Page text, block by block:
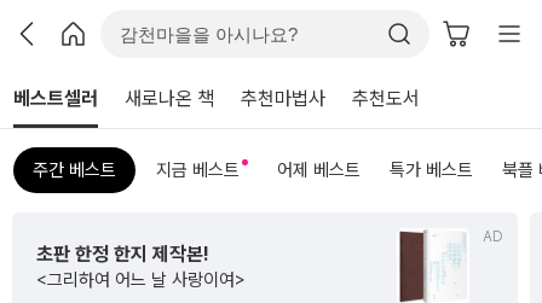
베스트셀러 새로나온 책 추천마법사 추천도서
주간 베스트 지금 베스트 어제 베스트 특가 베스트 북플
AD
수능까지 연결되는
초등 비문학 필독서
<초등 매3비>